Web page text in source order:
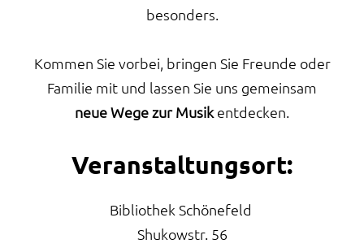
besonders.
Kommen Sie vorbei, bringen Sie Freunde oder
Familie mit und lassen Sie uns gemeinsam
neue Wege zur Musikentdecken.
Veranstaltungsort:
Bibliothek Schönefeld
Shukowstr. 56